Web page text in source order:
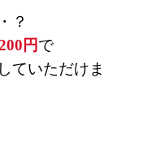
？
円で
ていただけま